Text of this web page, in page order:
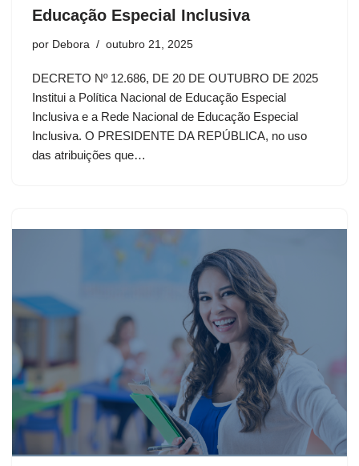
Educação Especial Inclusiva
por Debora outubro 21, 2025
DECRETO Nº 12.686, DE 20 DE OUTUBRO DE 2025
Institui a Política Nacional de Educação Especial
Inclusiva e a Rede Nacional de Educação Especial
Inclusiva. O PRESIDENTE DA REPÚBLICA, no uso
das atribuições que…